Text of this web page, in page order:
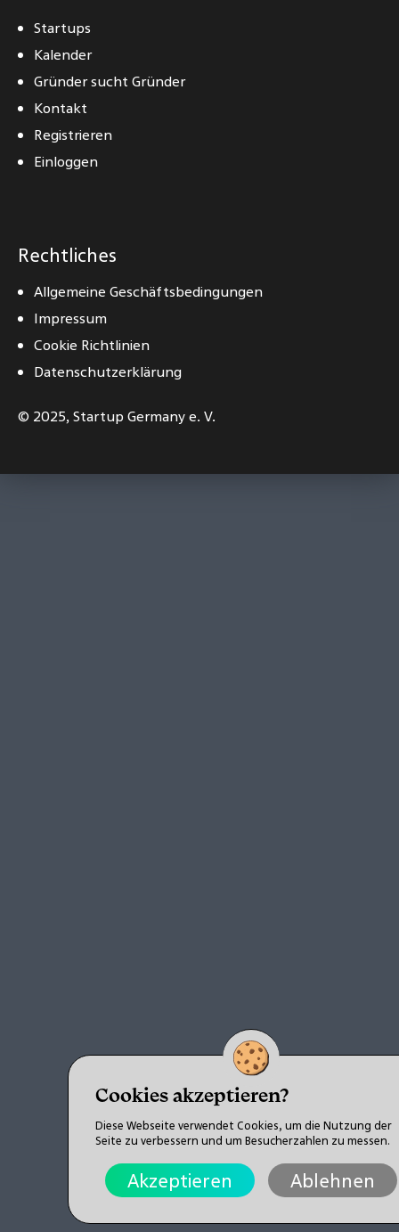
Startups
Kalender
Gründer sucht Gründer
Kontakt
Registrieren
Einloggen
Rechtliches
Allgemeine Geschäftsbedingungen
Impressum
Cookie Richtlinien
Datenschutzerklärung
© 2025,Startup Germany e. V.
Cookies akzeptieren?
Diese Webseite verwendet Cookies, um die Nutzung der
Seite zu verbessern und um Besucherzahlen zu messen.
Akzeptieren Ablehnen